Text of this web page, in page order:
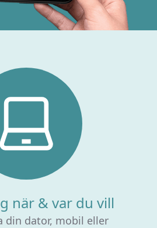
när & var du vill
din dator, mobil eller